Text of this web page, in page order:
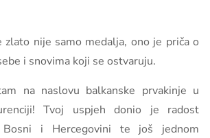
zlato nije samo medalja, ono je priča o
i snovima koji se ostvaruju.
na naslovu balkanske prvakinje u
Tvoj uspjeh donio je radost
Bosni i Hercegovini te još jednom